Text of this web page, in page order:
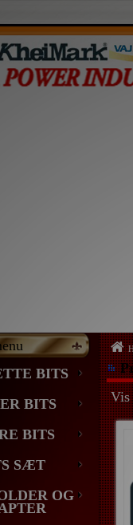
BITS
BITS
BITS
SÆT
OG
Vis